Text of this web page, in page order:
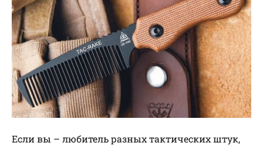
Если вы – любитель разных тактических штук,